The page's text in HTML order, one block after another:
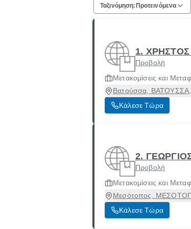
Ταξινόμηση: Προτεινόμενα
1.
Προβολή
Μετακομίσεις και
Βατούσσα, ΒΑΤΟΥΣΣΑ,
Κάλεσε Τώρα
2.
Προβολή
Μετακομίσεις και
Μεσότοπος,
Κάλεσε Τώρα